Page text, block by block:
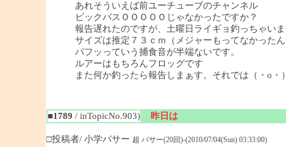
あれそういえば前ユーチューブのチャンネル
ビックバスＯＯＯＯＯじゃなかったですか？
報告遅れたのですが、土曜日ライギョ釣っちゃいま
サイズは推定７３ｃｍ（メジャーもってなかったん
バフッっていう捕食音が半端ないです。
ルアーはもちろんフロッグです
また何か釣ったら報告しまぁす。それでは（・o・
■1789 / inTopicNo.903)
昨日は
□投稿者/ 小学バサー 超 バサー(20回)-(2010/07/04(Sun) 03:33:00)